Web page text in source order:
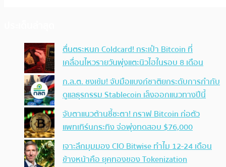
ตื่นตระหนก Coldcard! กระเป๋า Bitcoin ที่
เคลื่อนไหวรายวันพุ่งแตะนิวไฮในรอบ 8 เดือน
ก.ล.ต. ชงเข้ม! จับมือแบงก์ชาติยกระดับการกำกับ
ดูแลธุรกรรม Stablecoin เล็งออกแนวทางปีนี้
จับตาแนวต้านชี้ชะตา! กราฟ Bitcoin ก่อตัว
แพทเทิร์นกระทิง จ่อพุ่งทดสอบ $76,000
เจาะลึกมุมมอง CIO Bitwise ทำไม 12-24 เดือน
ข้างหน้าคือ ยุคทองของ Tokenization